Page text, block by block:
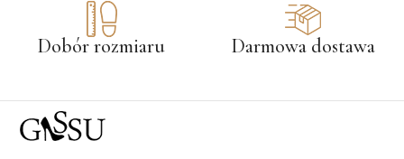
Dobór rozmiaru Darmowa dostawa